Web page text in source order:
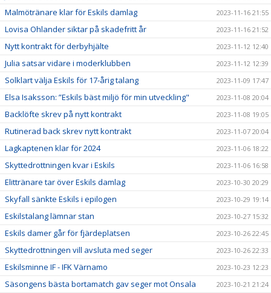
Malmötränare klar för Eskils damlag 2023-11-16 21:55
Lovisa Ohlander siktar på skadefritt år 2023-11-16 21:52
Nytt kontrakt för derbyhjälte 2023-11-12 12:40
Julia satsar vidare i moderklubben 2023-11-12 12:39
Solklart välja Eskils för 17-årig talang 2023-11-09 17:47
Elsa Isaksson: ”Eskils bäst miljö för min utveckling" 2023-11-08 20:04
Backlöfte skrev på nytt kontrakt 2023-11-08 19:05
Rutinerad back skrev nytt kontrakt 2023-11-07 20:04
Lagkaptenen klar för 2024 2023-11-06 18:22
Skyttedrottningen kvar i Eskils 2023-11-06 16:58
Elittränare tar över Eskils damlag 2023-10-30 20:29
Skyfall sänkte Eskils i epilogen 2023-10-29 19:14
Eskilstalang lämnar stan 2023-10-27 15:32
Eskils damer går för fjärdeplatsen 2023-10-26 22:45
Skyttedrottningen vill avsluta med seger 2023-10-26 22:33
Eskilsminne IF - IFK Värnamo 2023-10-23 12:23
Säsongens bästa bortamatch gav seger mot Onsala 2023-10-21 21:24